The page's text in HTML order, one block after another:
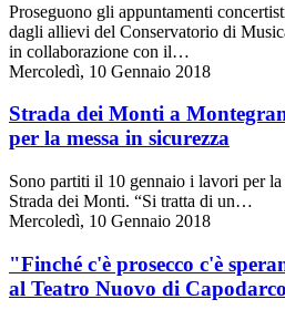
Proseguono gli appuntamenti
dagli allievi del Conservatorio di
in collaborazione con il…
Mercoledì, 10 Gennaio 2018
Strada dei Monti a
per la messa in sicurezza
Sono partiti il 10 gennaio i lavori per la
Strada dei Monti. “Si tratta di un…
Mercoledì, 10 Gennaio 2018
"Finché c'è prosecco c'è
al Teatro Nuovo di Capodarco